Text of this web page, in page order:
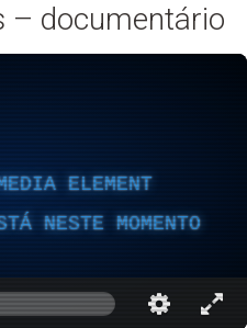
– documentário
ELEMENT
NESTE MOMENTO